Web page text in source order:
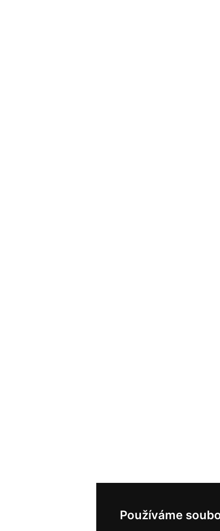
Používáme